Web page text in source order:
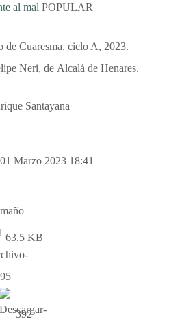
al mal POPULAR
Cuaresma, ciclo A, 2023.
Neri, de Alcalá de Henares.
Santayana
Marzo 2023 18:41
63.5 KB
392